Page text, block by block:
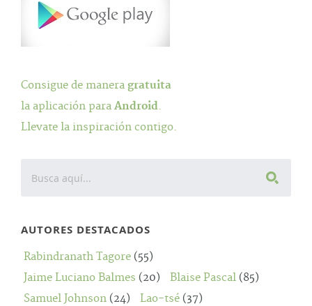
Consigue de manera gratuita
la aplicación para Android.
Llevate la inspiración contigo.
AUTORES DESTACADOS
Rabindranath Tagore (55)
Jaime Luciano Balmes (20) Blaise Pascal (85)
Samuel Johnson (24) Lao-tsé (37)